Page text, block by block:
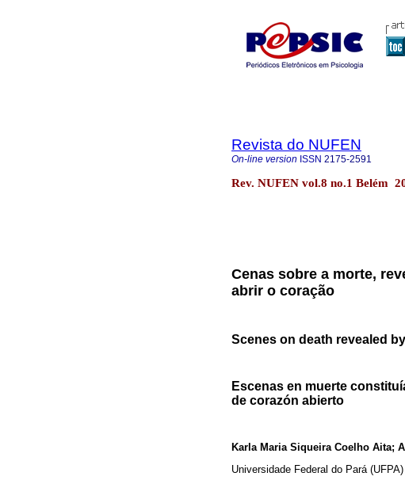
Revista do NUFEN
On-line version ISSN 2175-2591
Rev. NUFEN vol.8 no.1 Belém
Cenas sobre a morte,
abrir o coração
Scenes on death revealed
Escenas en muerte
de corazón abierto
Karla Maria Siqueira Coelho Aita;
Universidade Federal do Pará (UFPA)